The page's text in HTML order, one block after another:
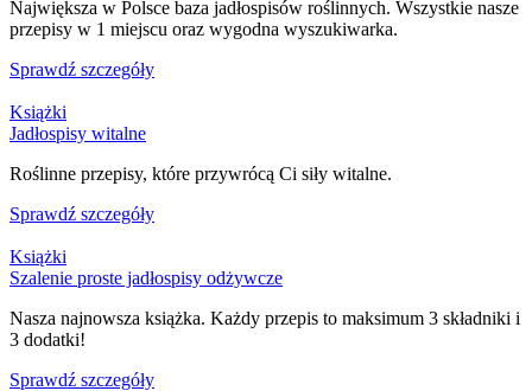
Największa w Polsce baza jadłospisów roślinnych. Wszystkie nasze
przepisy w 1 miejscu oraz wygodna wyszukiwarka.
Sprawdź szczegóły
Książki
Jadłospisy witalne
Roślinne przepisy, które przywrócą Ci siły witalne.
Sprawdź szczegóły
Książki
Szalenie proste jadłospisy odżywcze
Nasza najnowsza książka. Każdy przepis to maksimum 3 składniki i
3 dodatki!
Sprawdź szczegóły